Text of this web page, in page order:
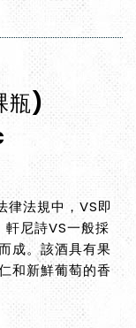
瓶)
法規中，VS即
尼詩VS一般採
成。該酒具有果
和新鮮葡萄的香